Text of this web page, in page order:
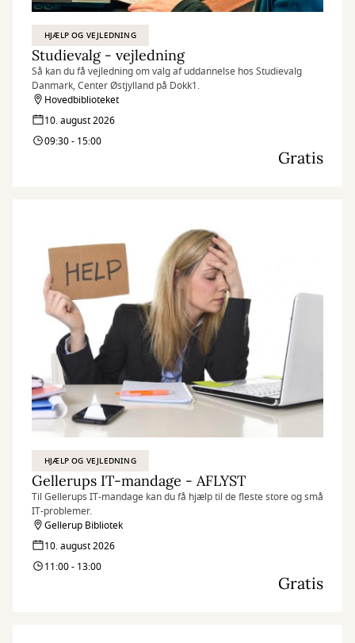
HJÆLP OG VEJLEDNING
Studievalg - vejledning
Så kan du få vejledning om valg af uddannelse hos Studievalg
Danmark, Center Østjylland på Dokk1.
Hovedbiblioteket
10. august 2026
09:30 - 15:00
Gratis
HJÆLP OG VEJLEDNING
Gellerups IT-mandage - AFLYST
Til Gellerups IT-mandage kan du få hjælp til de fleste store og små
IT-problemer.
Gellerup Bibliotek
10. august 2026
11:00 - 13:00
Gratis